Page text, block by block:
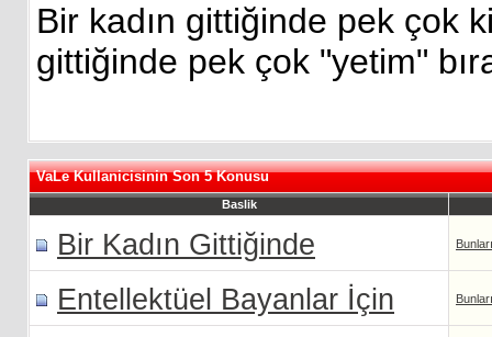
Bir kadın gittiğinde pek çok
gittiğinde pek çok "yetim"
VaLe Kullanicisinin Son 5 Konusu
Baslik
Bir Kadın Gittiğinde
Entellektüel Bayanlar İçin